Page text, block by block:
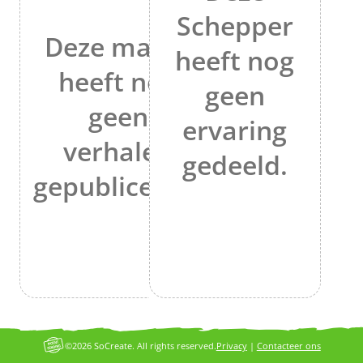
Deze maker
heeft nog
geen
verhalen
gepubliceerd.
Schepper
heeft nog
geen
ervaring
gedeeld.
Privacy| Contacteer ons
©2026 SoCreate. All rights reserved.